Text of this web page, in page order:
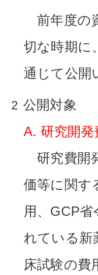
前年度の
切な時期に
通じて公開
公開対象
A. 研究開発
研究費開
価等に関す
用、GCP
れている新
床試験の費